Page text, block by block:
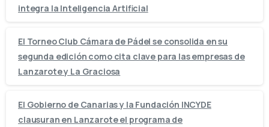
integra la Inteligencia Artificial
El Torneo Club Cámara de Pádel se consolida en su
segunda edición como cita clave para las empresas de
Lanzarote y La Graciosa
El Gobierno de Canarias y la Fundación INCYDE
clausuran en Lanzarote el programa de